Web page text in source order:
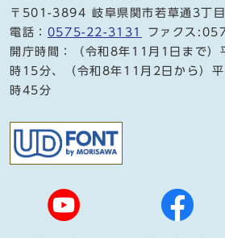
〒501-3894 岐阜県関市若草通3丁
電話： 0575-22-3131
ファクス
開庁時間：（令和8年11月1日まで
時15分、（令和8年11月2日から）
時45分